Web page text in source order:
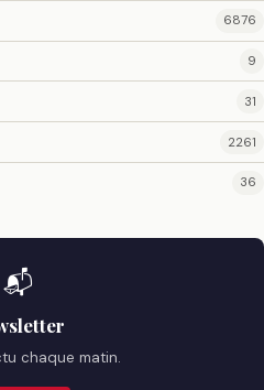
6876
9
31
2261
36
📬
chaque matin.